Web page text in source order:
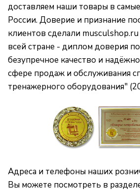
доставляем наши товары в
России. Доверие и признание
клиентов сделали
всей стране - диплом доверия
безупречное качество и
сфере продаж и обслуживания
тренажерного оборудования"
Адреса и телефоны наших
Вы можете посмотреть в